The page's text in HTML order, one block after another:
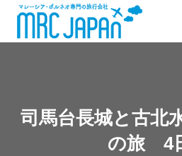
司馬台長城と古北
の旅 4